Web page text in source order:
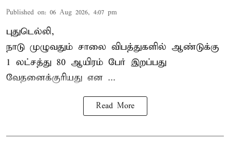
Published on: 06 Aug 2026, 4:07 pm
புதுடெல்லி,
நாடு முழுவதும் சாலை விபத்துகளில் ஆண்டுக்கு
1 லட்சத்து 80 ஆயிரம் பேர் இறப்பது
வேதனைக்குரியது என ...
Read More